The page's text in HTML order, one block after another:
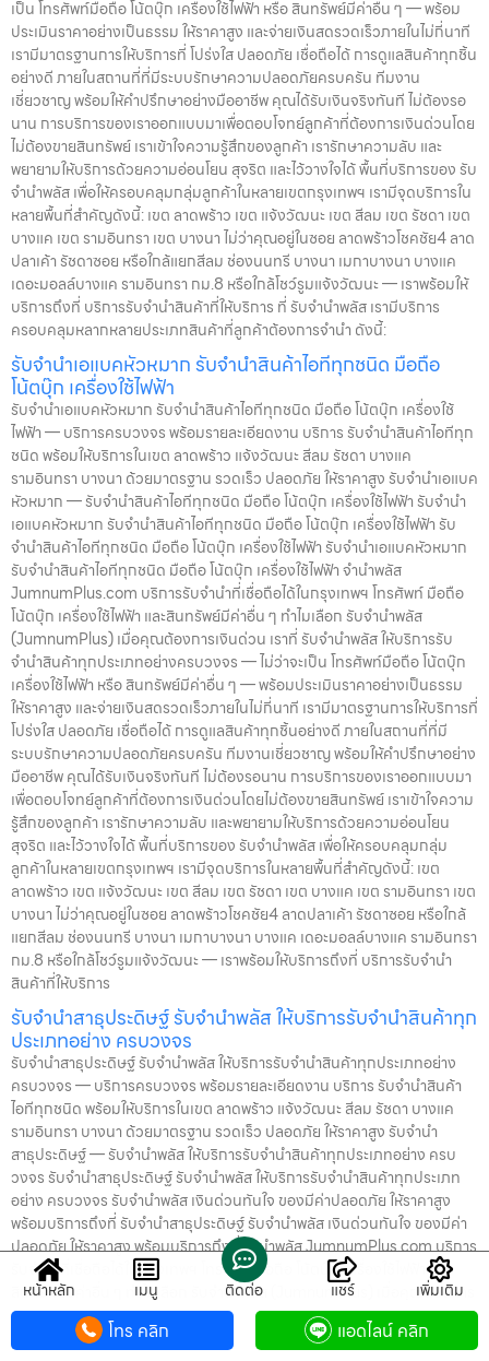
เป็น โทรศัพท์มือถือ โน้ตบุ๊ก เครื่องใช้ไฟฟ้า หรือ สินทรัพย์มีค่าอื่น ๆ — พร้อม
ประเมินราคาอย่างเป็นธรรม ให้ราคาสูง และจ่ายเงินสดรวดเร็วภายในไม่กี่นาที
เรามีมาตรฐานการให้บริการที่ โปร่งใส ปลอดภัย เชื่อถือได้ การดูแลสินค้าทุกชิ้น
อย่างดี ภายในสถานที่ที่มีระบบรักษาความปลอดภัยครบครัน ทีมงาน
เชี่ยวชาญ พร้อมให้คำปรึกษาอย่างมืออาชีพ คุณได้รับเงินจริงทันที ไม่ต้องรอ
นาน การบริการของเราออกแบบมาเพื่อตอบโจทย์ลูกค้าที่ต้องการเงินด่วนโดย
ไม่ต้องขายสินทรัพย์ เราเข้าใจความรู้สึกของลูกค้า เรารักษาความลับ และ
พยายามให้บริการด้วยความอ่อนโยน สุจริต และไว้วางใจได้ พื้นที่บริการของ รับ
จำนำพลัส เพื่อให้ครอบคลุมกลุ่มลูกค้าในหลายเขตกรุงเทพฯ เรามีจุดบริการใน
หลายพื้นที่สำคัญดังนี้: เขต ลาดพร้าว เขต แจ้งวัฒนะ เขต สีลม เขต รัชดา เขต
บางแค เขต รามอินทรา เขต บางนา ไม่ว่าคุณอยู่ในซอย ลาดพร้าวโชคชัย4 ลาด
ปลาเค้า รัชดาซอย หรือใกล้แยกสีลม ช่องนนทรี บางนา เมกาบางนา บางแค
เดอะมอลล์บางแค รามอินทรา กม.8 หรือใกล้โชว์รูมแจ้งวัฒนะ — เราพร้อมให้
บริการถึงที่ บริการรับจำนำสินค้าที่ให้บริการ ที่ รับจำนำพลัส เรามีบริการ
ครอบคลุมหลากหลายประเภทสินค้าที่ลูกค้าต้องการจำนำ ดังนี้:
รับจำนำเอแบคหัวหมาก รับจำนำสินค้าไอทีทุกชนิด มือถือ
โน้ตบุ๊ก เครื่องใช้ไฟฟ้า
รับจำนำเอแบคหัวหมาก รับจำนำสินค้าไอทีทุกชนิด มือถือ โน้ตบุ๊ก เครื่องใช้
ไฟฟ้า — บริการครบวงจร พร้อมรายละเอียดงาน บริการ รับจำนำสินค้าไอทีทุก
ชนิด พร้อมให้บริการในเขต ลาดพร้าว แจ้งวัฒนะ สีลม รัชดา บางแค
รามอินทรา บางนา ด้วยมาตรฐาน รวดเร็ว ปลอดภัย ให้ราคาสูง รับจำนำเอแบค
หัวหมาก — รับจำนำสินค้าไอทีทุกชนิด มือถือ โน้ตบุ๊ก เครื่องใช้ไฟฟ้า รับจำนำ
เอแบคหัวหมาก รับจำนำสินค้าไอทีทุกชนิด มือถือ โน้ตบุ๊ก เครื่องใช้ไฟฟ้า รับ
จำนำสินค้าไอทีทุกชนิด มือถือ โน้ตบุ๊ก เครื่องใช้ไฟฟ้า รับจำนำเอแบคหัวหมาก
รับจำนำสินค้าไอทีทุกชนิด มือถือ โน้ตบุ๊ก เครื่องใช้ไฟฟ้า จำนำพลัส
JumnumPlus.com บริการรับจำนำที่เชื่อถือได้ในกรุงเทพฯ โทรศัพท์ มือถือ
โน้ตบุ๊ก เครื่องใช้ไฟฟ้า และสินทรัพย์มีค่าอื่น ๆ ทำไมเลือก รับจำนำพลัส
(JumnumPlus) เมื่อคุณต้องการเงินด่วน เราที่ รับจำนำพลัส ให้บริการรับ
จำนำสินค้าทุกประเภทอย่างครบวงจร — ไม่ว่าจะเป็น โทรศัพท์มือถือ โน้ตบุ๊ก
เครื่องใช้ไฟฟ้า หรือ สินทรัพย์มีค่าอื่น ๆ — พร้อมประเมินราคาอย่างเป็นธรรม
ให้ราคาสูง และจ่ายเงินสดรวดเร็วภายในไม่กี่นาที เรามีมาตรฐานการให้บริการที่
โปร่งใส ปลอดภัย เชื่อถือได้ การดูแลสินค้าทุกชิ้นอย่างดี ภายในสถานที่ที่มี
ระบบรักษาความปลอดภัยครบครัน ทีมงานเชี่ยวชาญ พร้อมให้คำปรึกษาอย่าง
มืออาชีพ คุณได้รับเงินจริงทันที ไม่ต้องรอนาน การบริการของเราออกแบบมา
เพื่อตอบโจทย์ลูกค้าที่ต้องการเงินด่วนโดยไม่ต้องขายสินทรัพย์ เราเข้าใจความ
รู้สึกของลูกค้า เรารักษาความลับ และพยายามให้บริการด้วยความอ่อนโยน
สุจริต และไว้วางใจได้ พื้นที่บริการของ รับจำนำพลัส เพื่อให้ครอบคลุมกลุ่ม
ลูกค้าในหลายเขตกรุงเทพฯ เรามีจุดบริการในหลายพื้นที่สำคัญดังนี้: เขต
ลาดพร้าว เขต แจ้งวัฒนะ เขต สีลม เขต รัชดา เขต บางแค เขต รามอินทรา เขต
บางนา ไม่ว่าคุณอยู่ในซอย ลาดพร้าวโชคชัย4 ลาดปลาเค้า รัชดาซอย หรือใกล้
แยกสีลม ช่องนนทรี บางนา เมกาบางนา บางแค เดอะมอลล์บางแค รามอินทรา
กม.8 หรือใกล้โชว์รูมแจ้งวัฒนะ — เราพร้อมให้บริการถึงที่ บริการรับจำนำ
สินค้าที่ให้บริการ
รับจำนำสาธุประดิษฐ์ รับจำนำพลัส ให้บริการรับจำนำสินค้าทุก
ประเภทอย่าง ครบวงจร
รับจำนำสาธุประดิษฐ์ รับจำนำพลัส ให้บริการรับจำนำสินค้าทุกประเภทอย่าง
ครบวงจร — บริการครบวงจร พร้อมรายละเอียดงาน บริการ รับจำนำสินค้า
ไอทีทุกชนิด พร้อมให้บริการในเขต ลาดพร้าว แจ้งวัฒนะ สีลม รัชดา บางแค
รามอินทรา บางนา ด้วยมาตรฐาน รวดเร็ว ปลอดภัย ให้ราคาสูง รับจำนำ
สาธุประดิษฐ์ — รับจำนำพลัส ให้บริการรับจำนำสินค้าทุกประเภทอย่าง ครบ
วงจร รับจำนำสาธุประดิษฐ์ รับจำนำพลัส ให้บริการรับจำนำสินค้าทุกประเภท
อย่าง ครบวงจร รับจำนำพลัส เงินด่วนทันใจ ของมีค่าปลอดภัย ให้ราคาสูง
พร้อมบริการถึงที่ รับจำนำสาธุประดิษฐ์ รับจำนำพลัส เงินด่วนทันใจ ของมีค่า
ปลอดภัย ให้ราคาสูง พร้อมบริการถึงที่ จำนำพลัส JumnumPlus.com บริการ
รับจำนำที่เชื่อถือได้ในกรุงเทพฯ โทรศัพท์ มือถือ โน้ตบุ๊ก เครื่องใช้ไฟฟ้า และ
สินทรัพย์มีค่าอื่น ๆ ทำไมเลือก รับจำนำพลัส (JumnumPlus) เมื่อคุณต้องการ
เงินด่วน เราที่ รับจำนำพลัส ให้บริการรับจำนำสินค้าทุกประเภทอย่างครบวงจร
— ไม่ว่าจะเป็น โทรศัพท์มือถือ โน้ตบุ๊ก เครื่องใช้ไฟฟ้า หรือ สินทรัพย์มีค่าอื่น ๆ
หน้าหลัก เมนู ติดต่อ แชร์ เพิ่มเติม
โทร คลิก แอดไลน์ คลิก